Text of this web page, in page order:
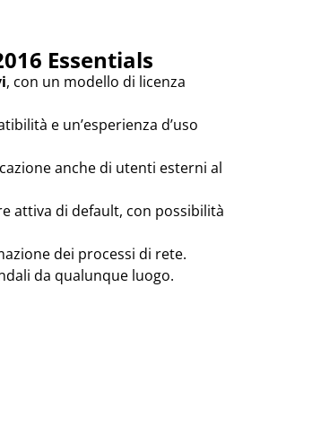
Essentials
, con un modello di licenza
e un’esperienza d’uso
anche di utenti esterni al
attiva di default, con possibilità
dei processi di rete.
da qualunque luogo.